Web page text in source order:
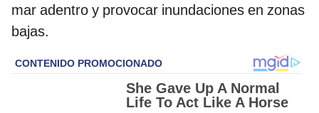
mar adentro y provocar inundaciones en zonas
bajas.